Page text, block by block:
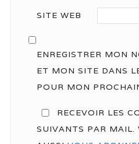
SITE WEB
ENREGISTRER MON
ET MON SITE DANS
POUR MON
RECEVOIR LES
SUIVANTS PAR MAIL.